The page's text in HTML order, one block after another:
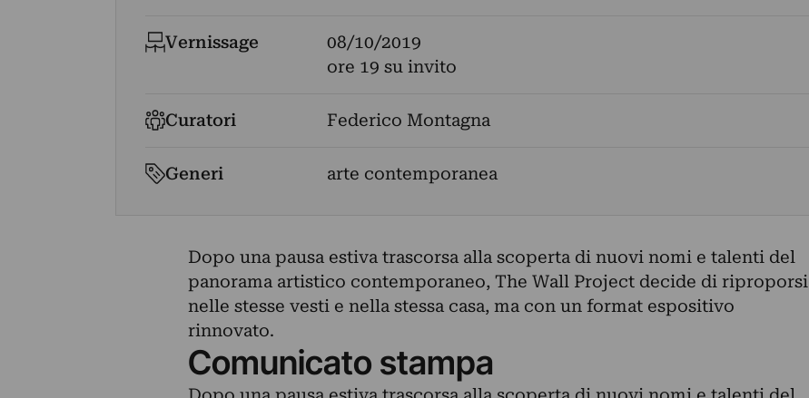
Vernissage
08/10/2019
ore 19 su invito
Curatori Federico Montagna
Generi arte contemporanea
Dopo una pausa estiva trascorsa alla scoperta di nuovi nomi e talenti del
panorama artistico contemporaneo, The Wall Project decide di riproporsi
nelle stesse vesti e nella stessa casa, ma con un format espositivo
rinnovato.
Comunicato stampa